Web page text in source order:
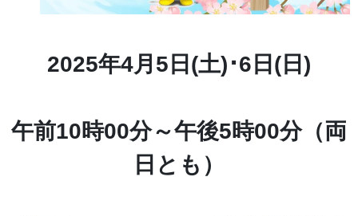
2025年4月5日(土)･6日(日)
午前10時00分～午後5時00分（両
日とも）